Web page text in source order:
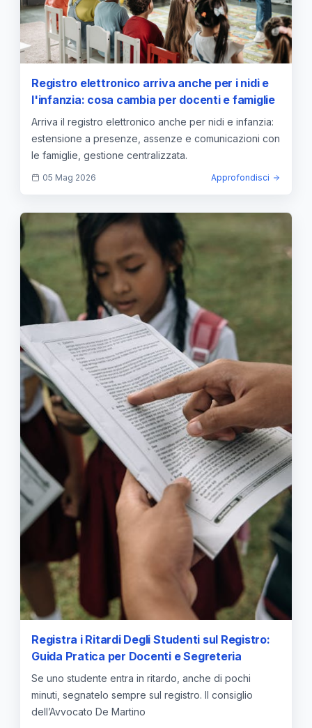
Registro elettronico arriva anche per i nidi e
l'infanzia: cosa cambia per docenti e famiglie
Arriva il registro elettronico anche per nidi e infanzia:
estensione a presenze, assenze e comunicazioni con
le famiglie, gestione centralizzata.
05 Mag 2026 Approfondisci
Registra i Ritardi Degli Studenti sul Registro:
Guida Pratica per Docenti e Segreteria
Se uno studente entra in ritardo, anche di pochi
minuti, segnatelo sempre sul registro. Il consiglio
dell’Avvocato De Martino